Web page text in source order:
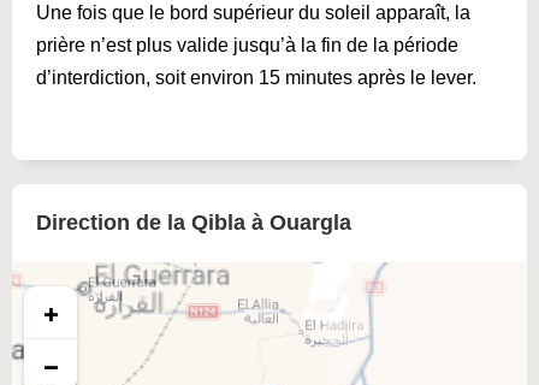
Une fois que le bord supérieur du soleil apparaît, la
prière n’est plus valide jusqu’à la fin de la période
d’interdiction, soit environ 15 minutes après le lever.
Direction de la Qibla à Ouargla
+
−